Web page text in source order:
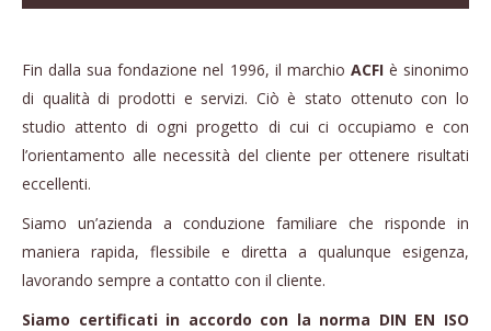
Fin dalla sua fondazione nel 1996, il marchio ACFIè sinonimo
di qualità di prodotti e servizi. Ciò è stato ottenuto con lo
studio attento di ogni progetto di cui ci occupiamo e con
l’orientamento alle necessità del cliente per ottenere risultati
eccellenti.
Siamo un’azienda a conduzione familiare che risponde in
maniera rapida, flessibile e diretta a qualunque esigenza,
lavorando sempre a contatto con il cliente.
Siamo certificati in accordo con la norma DIN EN ISO